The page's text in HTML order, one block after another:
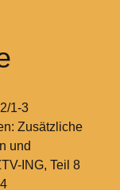
1-3
Zusätzliche
und
ING, Teil 8